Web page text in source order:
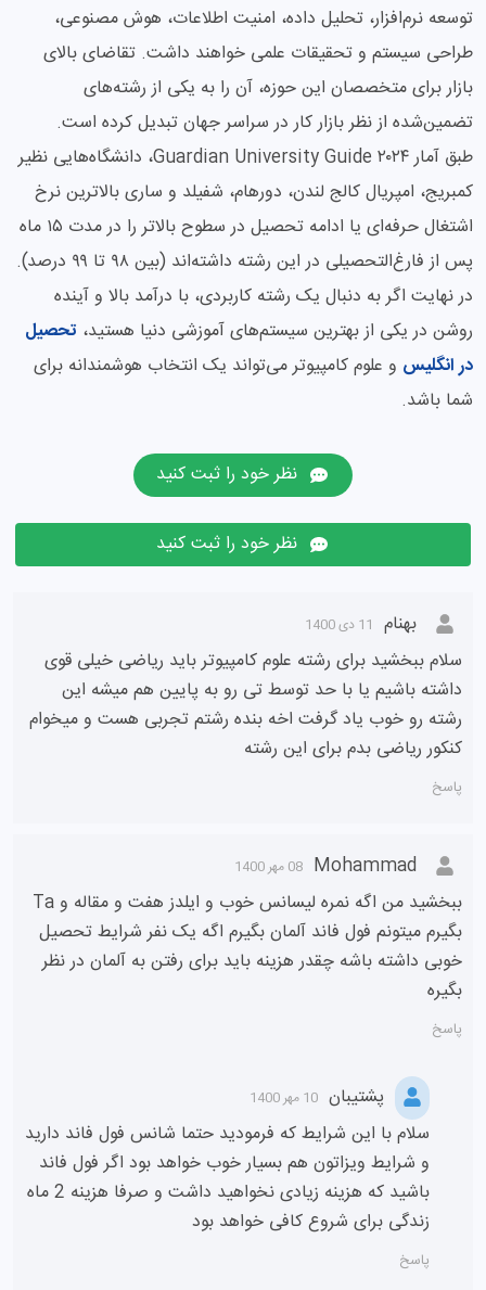
توسعه نرم‌افزار، تحلیل داده، امنیت اطلاعات، هوش مصنوعی،
طراحی سیستم و تحقیقات علمی خواهند داشت. تقاضای بالای
بازار برای متخصصان این حوزه، آن را به یکی از رشته‌های
تضمین‌شده از نظر بازار کار در سراسر جهان تبدیل کرده است.
طبق آمار Guardian University Guide ۲۰۲۴، دانشگاه‌هایی نظیر
کمبریج، امپریال کالج لندن، دورهام، شفیلد و ساری بالاترین نرخ
اشتغال حرفه‌ای یا ادامه تحصیل در سطوح بالاتر را در مدت ۱۵ ماه
پس از فارغ‌التحصیلی در این رشته داشته‌اند (بین ۹۸ تا ۹۹ درصد).
در نهایت اگر به دنبال یک رشته کاربردی، با درآمد بالا و آینده
روشن در یکی از بهترین سیستم‌های آموزشی دنیا هستید، تحصیل
در انگلیس و علوم کامپیوتر می‌تواند یک انتخاب هوشمندانه برای
شما باشد.
نظر خود را ثبت کنید
نظر خود را ثبت کنید
بهنام 11 دی 1400
سلام ببخشید برای رشته علوم کامپیوتر باید ریاضی خیلی قوی
داشته باشیم یا با حد توسط تی رو به پایین هم میشه این
رشته رو خوب یاد گرفت اخه بنده رشتم تجربی هست و میخوام
کنکور ریاضی بدم برای این رشته
پاسخ
Mohammad 08 مهر 1400
ببخشید من اگه نمره لیسانس خوب و ایلدز هفت و مقاله و Ta
بگیرم میتونم فول فاند آلمان بگیرم اگه یک نفر شرایط تحصیل
خوبی داشته باشه چقدر هزینه باید برای رفتن به آلمان در نظر
بگیره
پاسخ
پشتیبان 10 مهر 1400
سلام با این شرایط که فرمودید حتما شانس فول فاند دارید
و شرایط ویزاتون هم بسیار خوب خواهد بود اگر فول فاند
باشید که هزینه زیادی نخواهید داشت و صرفا هزینه 2 ماه
زندگی برای شروع کافی خواهد بود
پاسخ